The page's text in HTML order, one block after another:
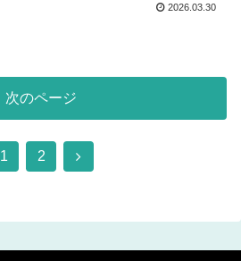
2026.03.30
次のページ
1 2
次